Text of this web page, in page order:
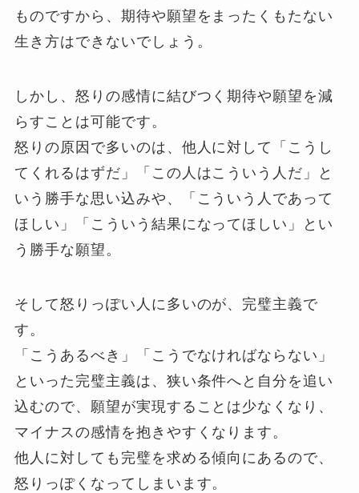
ものですから、期待や願望をまったくもたない
生き方はできないでしょう。
しかし、怒りの感情に結びつく期待や願望を減
らすことは可能です。
怒りの原因で多いのは、他人に対して「こうし
てくれるはずだ」「この人はこういう人だ」と
いう勝手な思い込みや、「こういう人であって
ほしい」「こういう結果になってほしい」とい
う勝手な願望。
そして怒りっぽい人に多いのが、完璧主義で
す。
「こうあるべき」「こうでなければならない」
といった完璧主義は、狭い条件へと自分を追い
込むので、願望が実現することは少なくなり、
マイナスの感情を抱きやすくなります。
他人に対しても完璧を求める傾向にあるので、
怒りっぽくなってしまいます。